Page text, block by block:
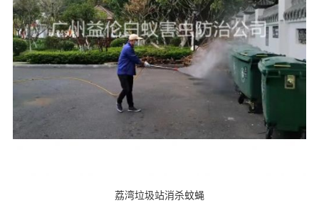
荔湾垃圾站消杀蚊蝇